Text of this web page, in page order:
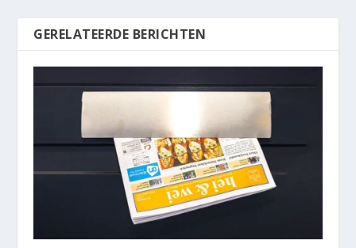
GERELATEERDE BERICHTEN